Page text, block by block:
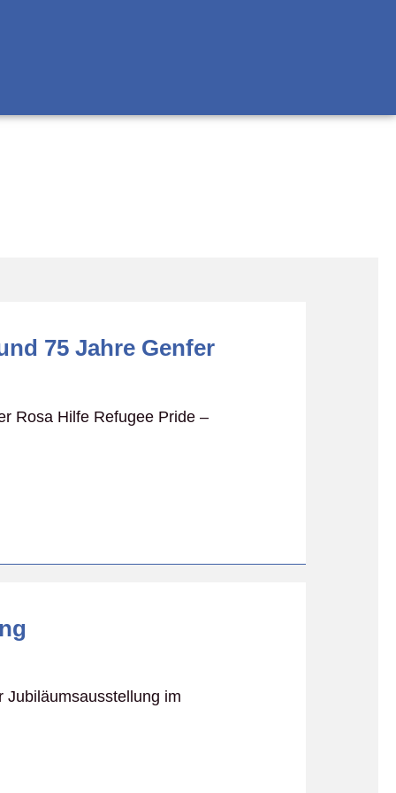
75 Jahre Genfer
Rosa Hilfe Refugee Pride –
Jubiläumsausstellung im